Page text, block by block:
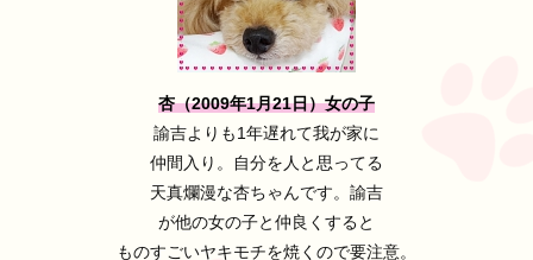
杏（2009年1月21日）女の子
諭吉よりも1年遅れて我が家に
仲間入り。自分を人と思ってる
天真爛漫な杏ちゃんです。諭吉
が他の女の子と仲良くすると
ものすごいヤキモチを焼くので要注意。